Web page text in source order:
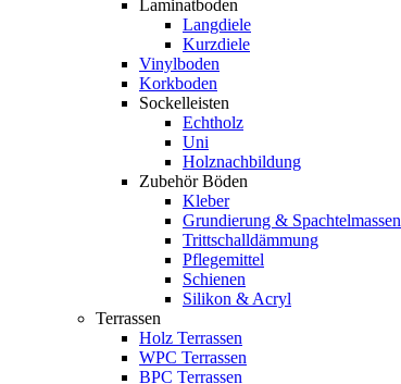
Laminatboden
Langdiele
Kurzdiele
Vinylboden
Korkboden
Sockelleisten
Echtholz
Uni
Holznachbildung
Zubehör Böden
Kleber
Grundierung & Spachtelmassen
Trittschalldämmung
Pflegemittel
Schienen
Silikon & Acryl
Terrassen
Holz Terrassen
WPC Terrassen
BPC Terrassen